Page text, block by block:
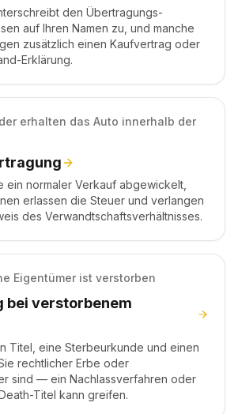
den Übertragungs-
auf Ihren Namen zu, und manche
zusätzlich einen Kaufvertrag oder
Erklärung.
erhalten das Auto innerhalb der
ein normaler Verkauf abgewickelt,
erlassen die Steuer und verlangen
des Verwandtschaftsverhältnisses.
Eigentümer ist verstorben
bei verstorbenem
Titel, eine Sterbeurkunde und einen
rechtlicher Erbe oder
sind — ein Nachlassverfahren oder
Titel kann greifen.